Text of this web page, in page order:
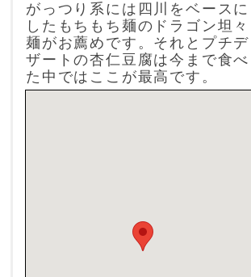
がっつり系には四川をベースに
したもちもち麺のドラゴン坦々
麺がお薦めです。それとプチデ
ザートの杏仁豆腐は今まで食べ
た中ではここが最高です。